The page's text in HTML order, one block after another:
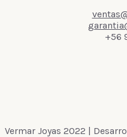
+56
Vermar Joyas 2022 |